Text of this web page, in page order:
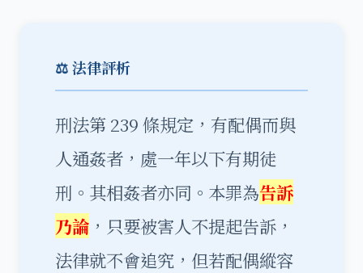
⚖️ 法律評析
刑法第 239 條規定，有配偶而與
人通姦者，處一年以下有期徒
刑。其相姦者亦同。本罪為告訴
乃論 ，只要被害人不提起告訴，
法律就不會追究，但若配偶縱容